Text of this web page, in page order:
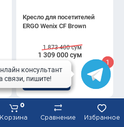
Корзина
0
Сравнение Избранное
Кресло для посетителей
ERGO Wenix CF Brown
1 309 000 сум
1 873 400 сум
Купить
1
1